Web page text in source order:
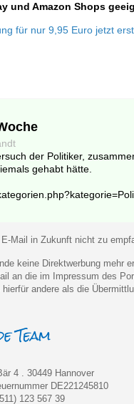
und Amazon Shops
für nur 9,95 Euro jetzt
der Politiker,
gehabt hätte.
Mail in Zukunft nicht zu
keine Direktwerbung mehr
an die im Impressum des
andere als die
4 . 30449 Hannover
DE221245810
123 567 39